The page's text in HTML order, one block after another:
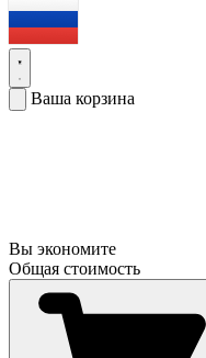
Ваша корзина
Вы экономите
Общая стоимость